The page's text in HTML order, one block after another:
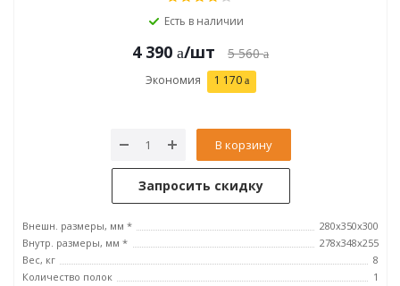
Есть в наличии
4 390 /шт 5 560
Экономия 1 170
В корзину
Запросить скидку
Внешн. размеры, мм *
280x350x300
Внутр. размеры, мм *
278x348x255
Вес, кг
8
Количество полок
1